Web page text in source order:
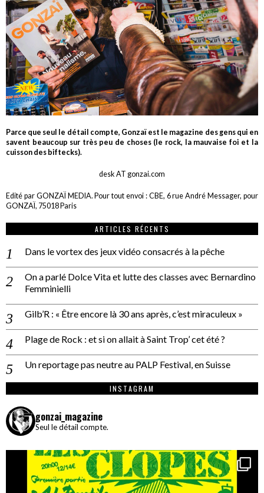
Parce que seul le détail compte, Gonzaï est le magazine des gens qui en
savent beaucoup sur très peu de choses (le rock, la mauvaise foi et la
cuisson des biftecks).
desk AT gonzai.com
Edité par GONZAÏ MEDIA. Pour tout envoi : CBE, 6 rue André Messager, pour
GONZAÏ, 75018 Paris
ARTICLES RÉCENTS
Dans le vortex des jeux vidéo consacrés à la pêche
On a parlé Dolce Vita et lutte des classes avec Bernardino
Femminielli
Gilb’R : « Être encore là 30 ans après, c’est miraculeux »
Plage de Rock : et si on allait à Saint Trop’ cet été ?
Un reportage pas neutre au PALP Festival, en Suisse
INSTAGRAM
gonzai_magazine
Seul le détail compte.